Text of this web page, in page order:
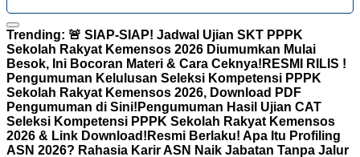
Trending: 🚨 SIAP-SIAP! Jadwal Ujian SKT PPPK
Sekolah Rakyat Kemensos 2026 Diumumkan Mulai
Besok, Ini Bocoran Materi & Cara Ceknya! RESMI RILIS !
Pengumuman Kelulusan Seleksi Kompetensi PPPK
Sekolah Rakyat Kemensos 2026, Download PDF
Pengumuman di Sini! Pengumuman Hasil Ujian CAT
Seleksi Kompetensi PPPK Sekolah Rakyat Kemensos
2026 & Link Download! Resmi Berlaku! Apa Itu Profiling
ASN 2026? Rahasia Karir ASN Naik Jabatan Tanpa Jalur